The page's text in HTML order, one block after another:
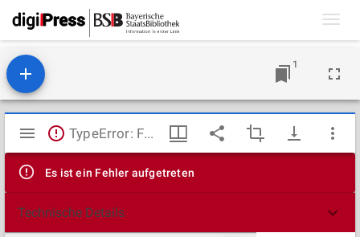
1
Mirador
Viewer
TypeError: Failed to fetch
Es ist ein Fehler aufgetreten
Technische Details